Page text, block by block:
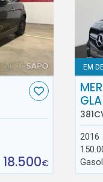
18.500€
EM
GLA
2016